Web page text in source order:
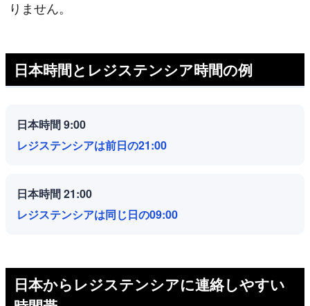
りません。
日本時間とレジステンシア時間の例
日本時間 9:00
レジステンシアは前日の21:00
日本時間 21:00
レジステンシアは同じ日の09:00
日本からレジステンシアに連絡しやすい